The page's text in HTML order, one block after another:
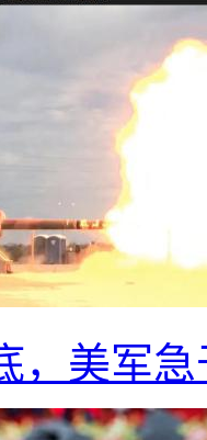
，美军